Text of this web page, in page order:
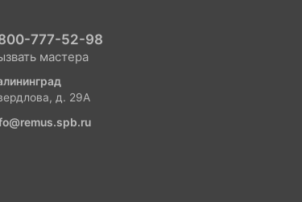
777-52-98
мастера
д. 29А